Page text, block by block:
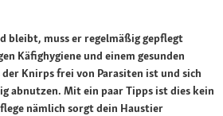
bleibt, muss er regelmäßig gepflegt
Käfighygiene und einem gesunden
Knirps frei von Parasiten ist und sich
abnutzen. Mit ein paar Tipps ist dies kein
nämlich sorgt dein Haustier